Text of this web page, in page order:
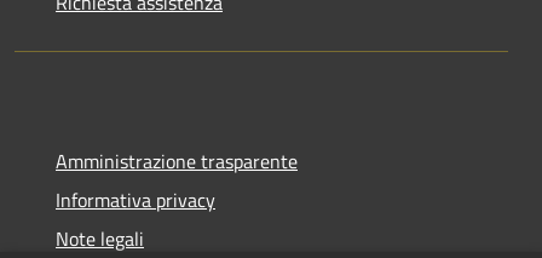
Amministrazione trasparente
Informativa privacy
Note legali